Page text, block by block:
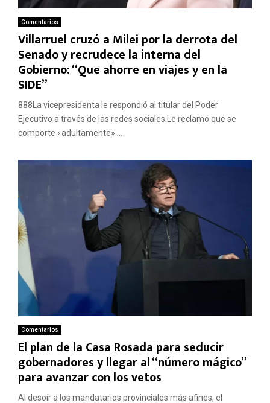
Comentarios
Villarruel cruzó a Milei por la derrota del
Senado y recrudece la interna del
Gobierno: “Que ahorre en viajes y en la
SIDE”
888La vicepresidenta le respondió al titular del Poder
Ejecutivo a través de las redes sociales.Le reclamó que se
comporte «adultamente»....
Comentarios
El plan de la Casa Rosada para seducir
gobernadores y llegar al “número mágico”
para avanzar con los vetos
Al desoír a los mandatarios provinciales más afines, el